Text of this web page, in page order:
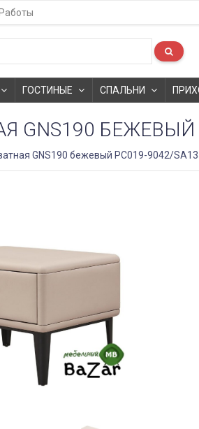
ГОСТИНЫЕ СПАЛЬНИ
БЕЖЕВЫЙ
GNS190 бежевый PC019-9042/